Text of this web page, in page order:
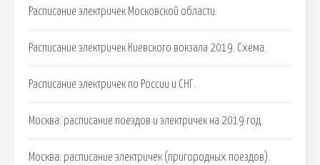
Расписание электричек Московской области.
Расписание электричек Киевского вокзала 2019. Схема.
Расписание электричек по России и СНГ.
Москва: расписание поездов и электричек на 2019 год.
Москва: расписание электричек (пригородных поездов).